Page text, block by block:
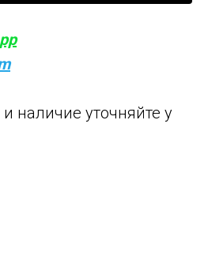
наличие уточняйте у